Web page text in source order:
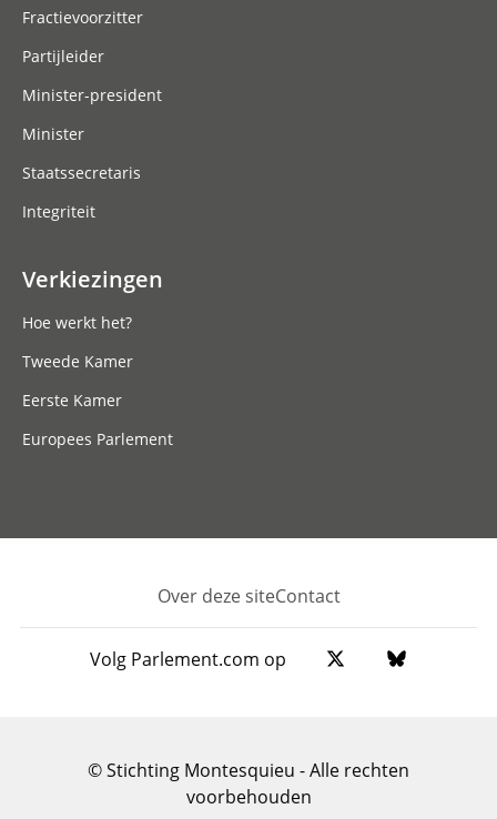
Fractievoorzitter
Partijleider
Minister-president
Minister
Staatssecretaris
Integriteit
Verkiezingen
Hoe werkt het?
Tweede Kamer
Eerste Kamer
Europees Parlement
Footer
Over deze siteContact
Volg Parlement.com op
© Stichting Montesquieu - Alle rechten
voorbehouden